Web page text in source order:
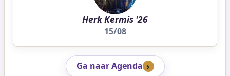
Herk Kermis '26
15/08
Ga naar Agenda